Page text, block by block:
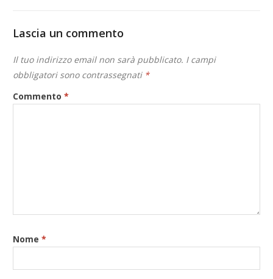
Lascia un commento
Il tuo indirizzo email non sarà pubblicato. I campi
obbligatori sono contrassegnati *
Commento*
Nome*